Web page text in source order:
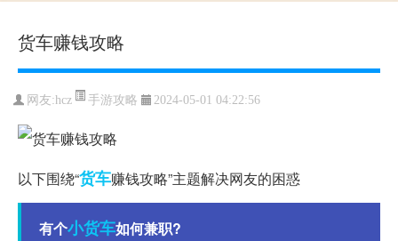
货车赚钱攻略
网友:hcz 手游攻略 2024-05-01 04:22:56
以下围绕“货车赚钱攻略”主题解决网友的困惑
有个小货车如何兼职?